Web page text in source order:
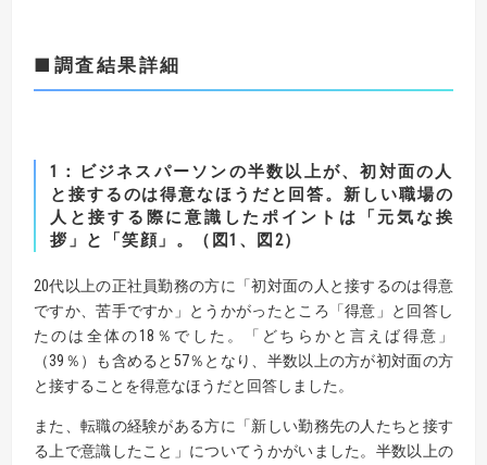
■調査結果詳細
1：ビジネスパーソンの半数以上が、初対面の人
と接するのは得意なほうだと回答。 新しい職場の
人と接する際に意識したポイントは「元気な挨
拶」と「笑顔」。
（図1、図2）
20代以上の正社員勤務の方に「初対面の人と接するのは得意
ですか、苦手ですか」とうかがったところ「得意」と回答し
たのは全体の18％でした。「どちらかと言えば得意」
（39％）も含めると57％となり、半数以上の方が初対面の方
と接することを得意なほうだと回答しました。
また、転職の経験がある方に「新しい勤務先の人たちと接す
る上で意識したこと」についてうかがいました。半数以上の